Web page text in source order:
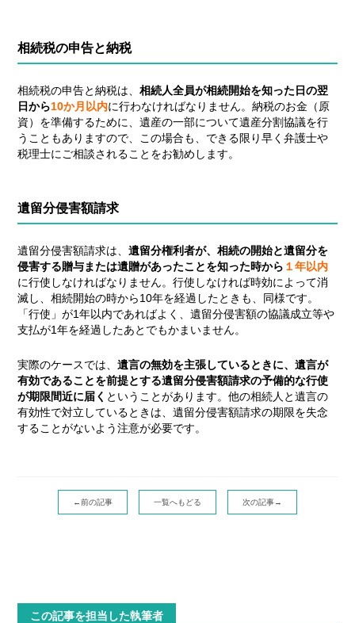
相続税の申告と納税
相続税の申告と納税は、相続人全員が相続開始を知った日の翌
日から10か月以内に行わなければなりません。納税のお金（原
資）を準備するために、遺産の一部について遺産分割協議を行
うこともありますので、この場合も、できる限り早く弁護士や
税理士にご相談されることをお勧めします。
遺留分侵害額請求
遺留分侵害額請求は、遺留分権利者が、相続の開始と遺留分を
侵害する贈与または遺贈があったことを知った時から １年以内
に行使しなければなりません。行使しなければ時効によって消
滅し、相続開始の時から10年を経過したときも、同様です。
「行使」が1年以内であればよく、遺留分侵害額の協議成立等や
支払が1年を経過したあとでもかまいません。
実際のケースでは、遺言の無効を主張しているときに、遺言が
有効であることを前提とする遺留分侵害額請求の予備的な行使
が期限間近に届く ということがあります。他の相続人と遺言の
有効性で対立しているときは、遺留分侵害額請求の期限を失念
することがないよう注意が必要です。
←前の記事 一覧へもどる 次の記事→
この記事を担当した執筆者